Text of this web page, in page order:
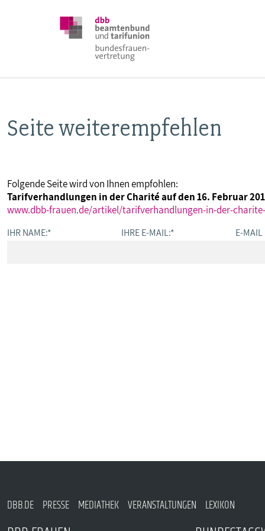
DBB FRAUEN
POSITIONEN
Seite weiterempfehlen
Folgende Seite wird von Ihnen empfohlen:
Tarifverhandlungen in der Charité auf den 16. Februar
www.dbb-frauen.de/artikel/tarifverhandlungen-in-der-
IHR NAME:* IHRE E-MAIL:* E-MAIL
DBB.DE PRESSE MEDIATHEK VERANSTALTUNGEN LEXIKON